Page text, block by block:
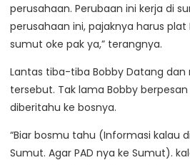
perusahaan. Perubaan ini kerja di
perusahaan ini, pajaknya harus plat
sumut oke pak ya,” terangnya.
Lantas tiba-tiba Bobby Datang
tersebut. Tak lama Bobby
diberitahu ke bosnya.
“Biar bosmu tahu (Informasi kalau
Sumut. Agar PAD nya ke Sumut).